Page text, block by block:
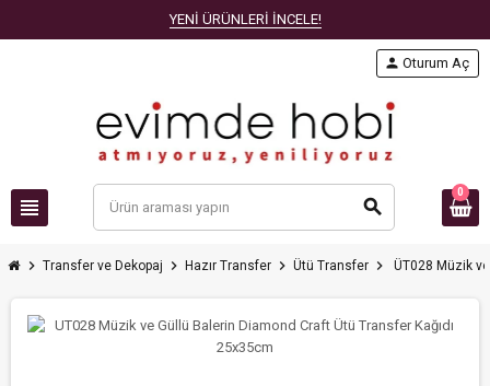
YENİ ÜRÜNLERİ İNCELE!
view_headline search
person Oturum Aç
0
chevron_right Transfer ve Dekopaj chevron_right Hazır Transfer chevron_right Ütü Transfer chevron_right ÜT028 Müzik